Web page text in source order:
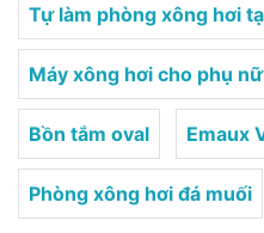
Tự làm phòng xông hơi
Máy xông hơi cho phụ
Bồn tắm oval Emaux
Phòng xông hơi đá muối